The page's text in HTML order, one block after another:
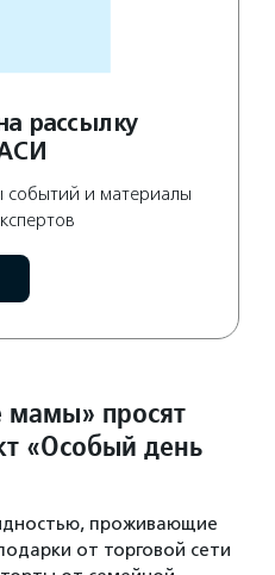
рассылку
событий и материалы
мамы» просят
«Особый день
проживающие
от торговой сети